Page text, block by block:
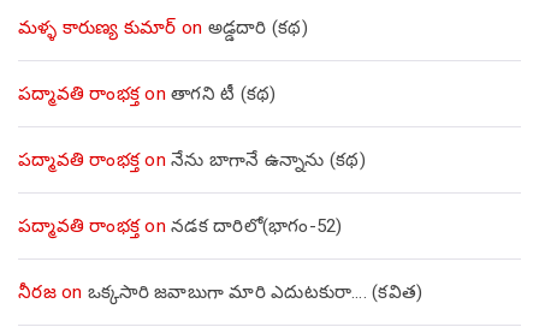
మళ్ళ కారుణ్య కుమార్ on అడ్డదారి (కథ)
పద్మావతి రాంభక్తon తాగని టీ (కథ)
పద్మావతి రాంభక్తon నేను బాగానే ఉన్నాను (క‌థ‌)
పద్మావతి రాంభక్తon నడక దారిలో(భాగం-52)
నీరజon ఒక్కసారి జవాబుగా మారి ఎదుటకురా…. (కవిత)